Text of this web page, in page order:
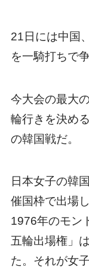
21日には中国
を一騎打ちで
今大会の最大
輪行きを決め
の韓国戦だ。
日本女子の韓
催国枠で出場
1976年のモン
五輪出場権」
た。それが女